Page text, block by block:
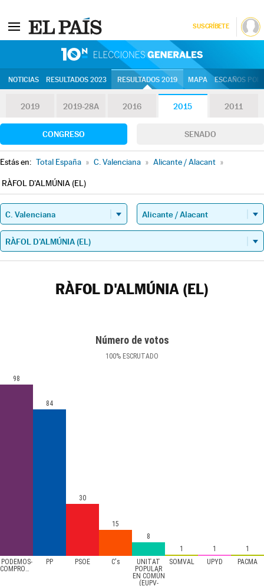
SUSCRÍBETE
NOTICIAS RESULTADOS 2023 RESULTADOS 2019 MAPA ESCAÑOS
2019 2019-28A 2016 2015 2011
CONGRESO SENADO
Estás en: Total España » C. Valenciana » Alicante / Alacant »
RÀFOL D'ALMÚNIA (EL)
RÀFOL D'ALMÚNIA (EL)
Número de votos
100% ESCRUTADO
PODEMOS-
COMPROMÍS
PP PSOE C's
UNITAT
POPULAR
EN COMÚN
(EUPV-
SOMVAL UPYD PACMA
98
84
30
15
8
1
1 1